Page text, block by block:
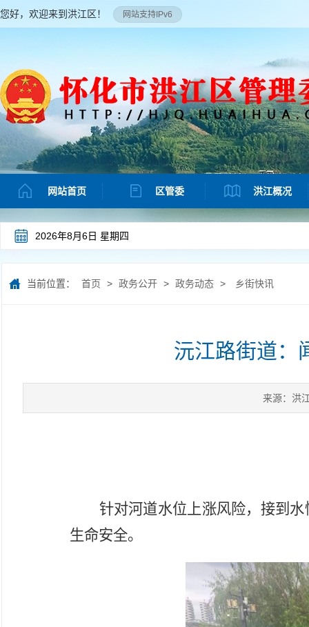
您好，欢迎来到洪江区！ 网站支持IPv6
网站首页 区管委 洪江概况
2026年8月6日 星期四
当前位置： 首页 > 政务公开 > 政务动态 > 乡街快讯
沅江路街道：
来源：洪
针对河道水位上涨风险，接到
生命安全。